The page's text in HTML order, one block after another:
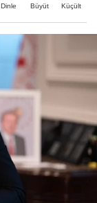
Dinle Büyüt Küçült